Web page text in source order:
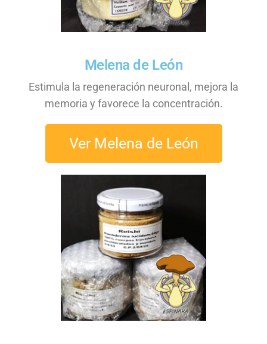
Melena de León
Estimula la regeneración neuronal, mejora la
memoria y favorece la concentración.
Ver Melena de León